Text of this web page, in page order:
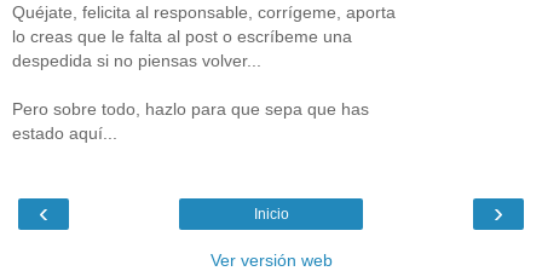
Quéjate, felicita al responsable, corrígeme, aporta
lo creas que le falta al post o escríbeme una
despedida si no piensas volver...
Pero sobre todo, hazlo para que sepa que has
estado aquí...
‹ ›
Inicio
Ver versión web